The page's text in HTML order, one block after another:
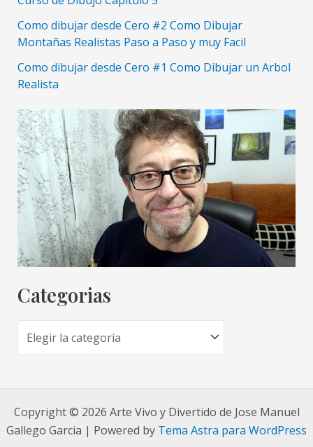
Como dibujar desde Cero #2 Como Dibujar
Montañas Realistas Paso a Paso y muy Facil
Como dibujar desde Cero #1 Como Dibujar un Arbol
Realista
Categorias
a
g
Copyright © 2026 Arte Vivo y Divertido de Jose Manuel
Gallego Garcia | Powered by Tema Astra para WordPress